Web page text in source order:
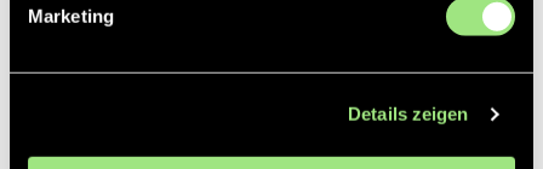
Marketing
Details zeigen